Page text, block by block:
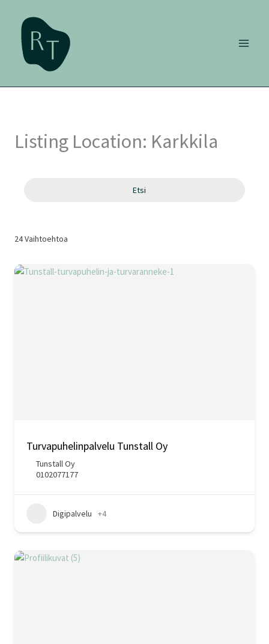
sisältöön
Listing Location: Karkkila
Etsi
24Vaihtoehtoa
Turvapuhelinpalvelu Tunstall Oy
Tunstall Oy
0102077177
Digipalvelu +4